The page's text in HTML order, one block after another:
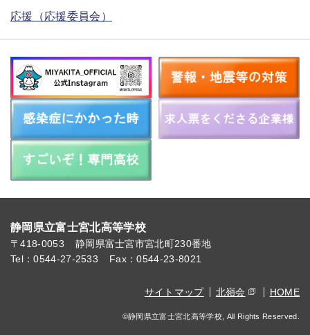
応援（応援委員会）
静岡県立富士宮北高等学校
〒418-0053
静岡県富士宮市宮北町230番地
Tel：0544-27-2533
Fax：0544-23-8021
サイトマップ 北嶺会 HOME
©静岡県立富士宮北高等学校, All Rights Reserved.